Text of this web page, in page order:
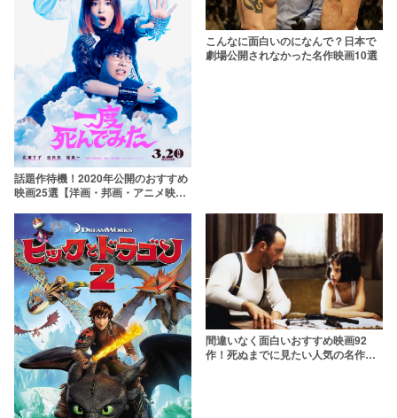
話題作待機！2020年公開のおすすめ
映画25選【洋画・邦画・アニメ映
こんなに面白いのになんで？日本で
劇場公開されなかった名作映画10選
間違いなく面白いおすすめ映画92
作！死ぬまでに見たい人気の名作を